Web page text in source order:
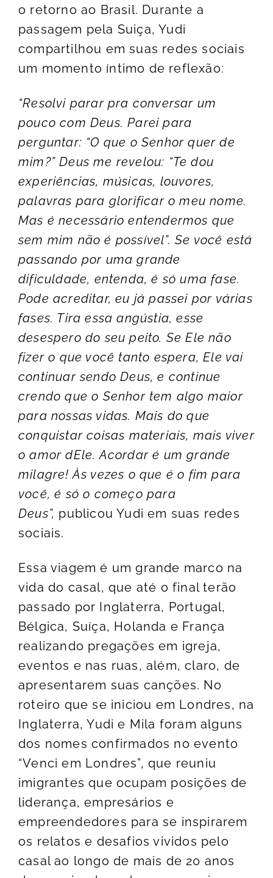
o retorno ao Brasil. Durante a
passagem pela Suiça, Yudi
compartilhou em suas redes sociais
um momento íntimo de reflexão:
“Resolvi parar pra conversar um
pouco com Deus. Parei para
perguntar: “O que o Senhor quer de
mim?” Deus me revelou: “Te dou
experiências, músicas, louvores,
palavras para glorificar o meu nome.
Mas é necessário entendermos que
sem mim não é possível”. Se você está
passando por uma grande
dificuldade, entenda, é só uma fase.
Pode acreditar, eu já passei por várias
fases. Tira essa angústia, esse
desespero do seu peito. Se Ele não
fizer o que você tanto espera, Ele vai
continuar sendo Deus, e continue
crendo que o Senhor tem algo maior
para nossas vidas. Mais do que
conquistar coisas materiais, mais viver
o amor dEle. Acordar é um grande
milagre! Às vezes o que é o fim para
você, é só o começo para
Deus”, publicou Yudi em suas redes
sociais.
Essa viagem é um grande marco na
vida do casal, que até o final terão
passado por Inglaterra, Portugal,
Bélgica, Suíça, Holanda e França
realizando pregações em igreja,
eventos e nas ruas, além, claro, de
apresentarem suas canções. No
roteiro que se iniciou em Londres, na
Inglaterra, Yudi e Mila foram alguns
dos nomes confirmados no evento
“Venci em Londres”, que reuniu
imigrantes que ocupam posições de
liderança, empresários e
empreendedores para se inspirarem
os relatos e desafios vividos pelo
casal ao longo de mais de 20 anos